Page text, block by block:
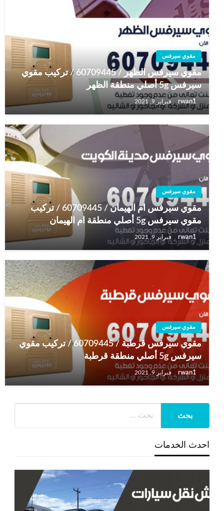
مقوي سيرفس
مقوي سيرفس الظهر / 60709445 / تركيب مقوي
سيرفس 5g أصلي منطقة الظهر
rwan1 فبراير 9, 2021
مقوي سيرفس
مقوي سيرفس ام الهيمان / 60709445 / تركيب
مقوي سيرفس 5g أصلي منطقة ام الهيمان
rwan1 فبراير 9, 2021
مقوي سيرفس
مقوي سيرفس قرطبة / 60709445 / تركيب مقوي
سيرفس 5g أصلي منطقة قرطبة
rwan1 فبراير 9, 2021
احدث الخدمات